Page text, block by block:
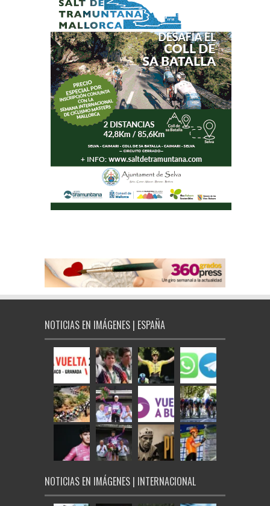
NOTICIAS EN IMÁGENES | ESPAÑA
NOTICIAS EN IMÁGENES | INTERNACIONAL